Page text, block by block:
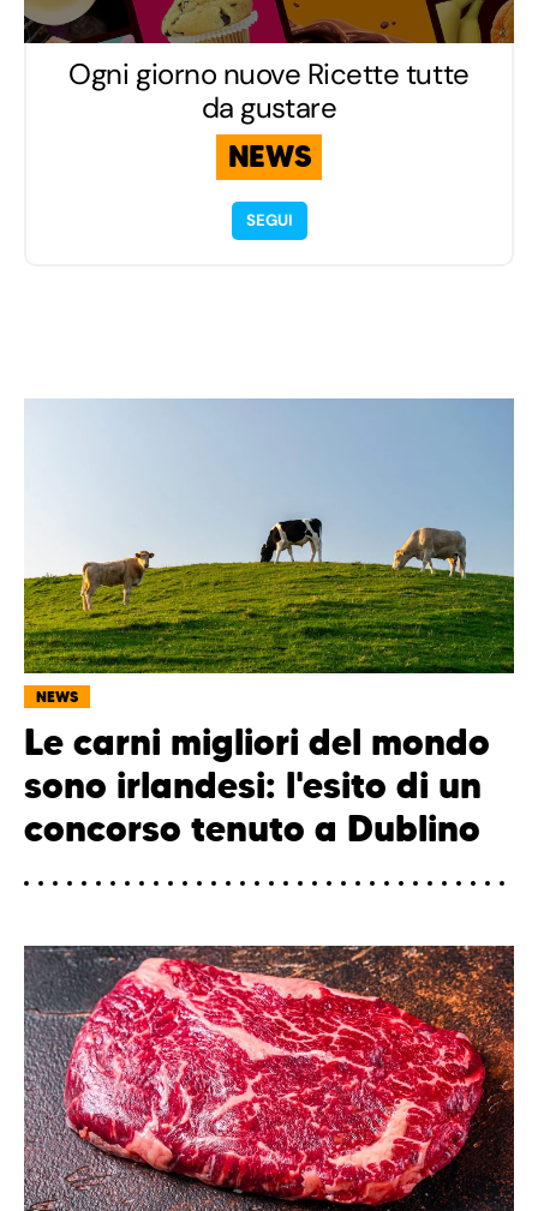
Ogni giorno nuove Ricette tutte
da gustare
NEWS
SEGUI
NEWS
Le carni migliori del mondo
sono irlandesi: l'esito di un
concorso tenuto a Dublino